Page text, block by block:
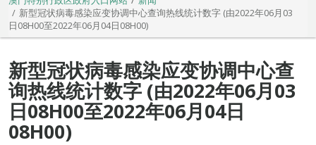
新型冠状病毒感染应变协调中心查询热线统计数字 (由2022年06月03
日08H00至2022年06月04日08H00)
新型冠状病毒感染应变协调中心查
询热线统计数字 (由2022年06月03
日08H00至2022年06月04日
08H00)